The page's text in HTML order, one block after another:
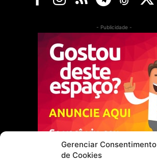
Gerenciar Consentimento
de Cookies
- Publicidade -